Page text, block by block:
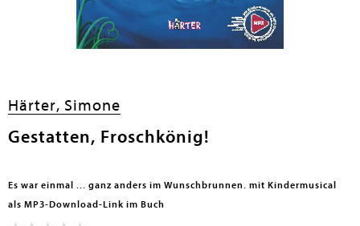
submenu
submenu
submenu
Härter, Simone
Gestatten, Froschkönig!
Es war einmal ... ganz anders im Wunschbrunnen. mit Kindermusical
als MP3-Download-Link im Buch